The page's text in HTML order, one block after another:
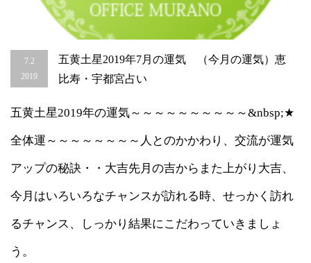
寿・
宇
都
宮
は
7.2
2019
五黄土星2019年7月の運気 （今月の運気）恵
比寿・宇都宮占い
五黄土星2019年の運気～～～～～～～～～～&nbsp;★
全体運～～～～～～～～人とのかかわり、交流が運気
アップの秘訣・・大吉先月の吉からまた上がり大吉、
今月はいろいろなチャンスが訪れる時、せっかく訪れ
るチャンス、しっかり結果にこだわっていきましょ
う。